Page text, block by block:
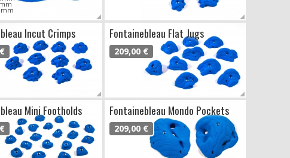
Incut Crimps Fontainebleau Flat Jugs
209,00 €
Mini Footholds Fontainebleau Mondo Pockets
209,00 €